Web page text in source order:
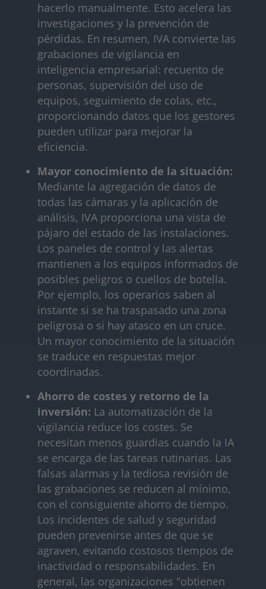
hacerlo manualmente. Esto acelera las
investigaciones y la prevención de
pérdidas. En resumen, IVA convierte las
grabaciones de vigilancia en
inteligencia empresarial: recuento de
personas, supervisión del uso de
equipos, seguimiento de colas, etc.,
proporcionando datos que los gestores
pueden utilizar para mejorar la
eficiencia.
Mayor conocimiento de la situación:
Mediante la agregación de datos de
todas las cámaras y la aplicación de
análisis, IVA proporciona una vista de
pájaro del estado de las instalaciones.
Los paneles de control y las alertas
mantienen a los equipos informados de
posibles peligros o cuellos de botella.
Por ejemplo, los operarios saben al
instante si se ha traspasado una zona
peligrosa o si hay atasco en un cruce.
Un mayor conocimiento de la situación
se traduce en respuestas mejor
coordinadas.
Ahorro de costes y retorno de la
inversión: La automatización de la
vigilancia reduce los costes. Se
necesitan menos guardias cuando la IA
se encarga de las tareas rutinarias. Las
falsas alarmas y la tediosa revisión de
las grabaciones se reducen al mínimo,
con el consiguiente ahorro de tiempo.
Los incidentes de salud y seguridad
pueden prevenirse antes de que se
agraven, evitando costosos tiempos de
inactividad o responsabilidades. En
general, las organizaciones "obtienen